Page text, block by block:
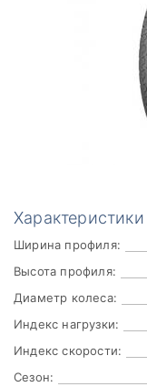
Характеристики
Ширина профиля:
Высота профиля:
Диаметр колеса:
Индекс нагрузки:
Индекс скорости:
Сезон: